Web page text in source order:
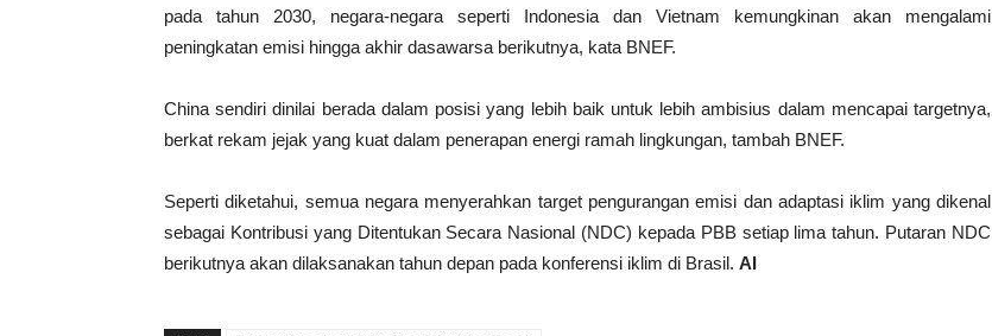
pada tahun 2030, negara-negara seperti Indonesia dan Vietnam kemungkinan akan mengalami
peningkatan emisi hingga akhir dasawarsa berikutnya, kata BNEF.
China sendiri dinilai berada dalam posisi yang lebih baik untuk lebih ambisius dalam mencapai targetnya,
berkat rekam jejak yang kuat dalam penerapan energi ramah lingkungan, tambah BNEF.
Seperti diketahui, semua negara menyerahkan target pengurangan emisi dan adaptasi iklim yang dikenal
sebagai Kontribusi yang Ditentukan Secara Nasional (NDC) kepada PBB setiap lima tahun. Putaran NDC
berikutnya akan dilaksanakan tahun depan pada konferensi iklim di Brasil. AI